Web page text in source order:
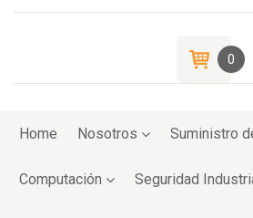
0
toHome Nosotros Suministro
Computación Seguridad